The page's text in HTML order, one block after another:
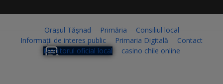
Orașul Tășnad Primăria
Consiliul local
Informații de interes public
Primaria Digitală
Contact
Monitorul oficial local
casino chile online